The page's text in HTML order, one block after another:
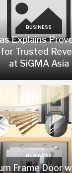
BUSINESS
Explains
Trusted
at SiGMA Asia
BUSINESS
Frame Door